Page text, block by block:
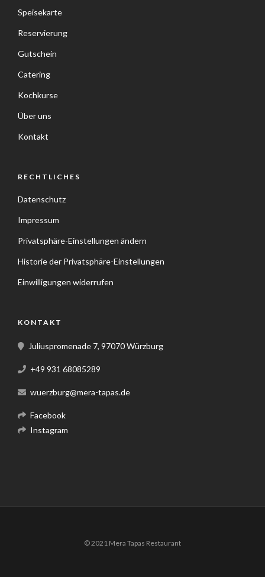
Speisekarte
Reservierung
Gutschein
Catering
Kochkurse
Über uns
Kontakt
RECHTLICHES
Datenschutz
Impressum
Privatsphäre-Einstellungen ändern
Historie der Privatsphäre-Einstellungen
Einwilligungen widerrufen
KONTAKT
Juliuspromenade 7, 97070 Würzburg
+49 931 68085289
wuerzburg@mera-tapas.de
Facebook
Instagram
© 2021 Mera Tapas Restaurant